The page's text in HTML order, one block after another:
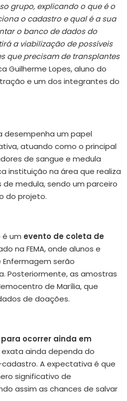
grupo, explicando o que é o
o cadastro e qual é a sua
o banco de dados do
a viabilização de possíveis
que precisam de transplantes
Guilherme Lopes, aluno do
e um dos integrantes do
desempenha um papel
atuando como o principal
de sangue e medula
instituição na área que realiza
medula, sendo um parceiro
do projeto.
um evento de coleta de
na FEMA, onde alunos e
serão
Posteriormente, as amostras
de Marília, que
de doações.
ocorrer ainda em
ainda dependa do
A expectativa é que
significativo de
assim as chances de salvar